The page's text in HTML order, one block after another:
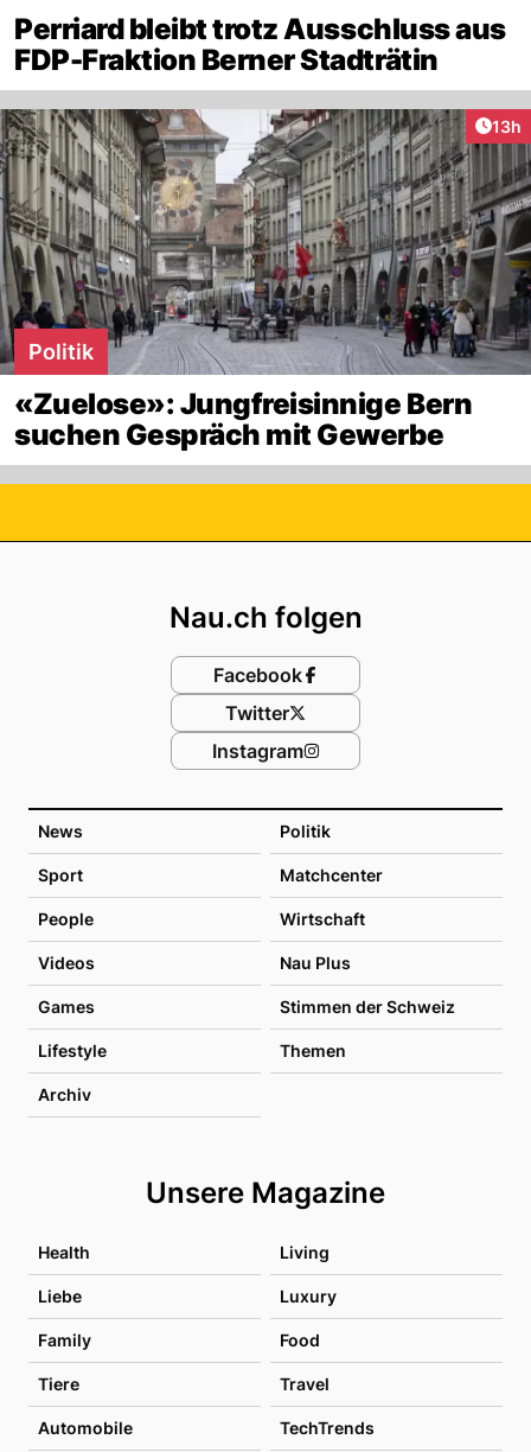
Perriard bleibt trotz Ausschluss aus
FDP-Fraktion Berner Stadträtin
13h
Politik
«Zuelose»: Jungfreisinnige Bern
suchen Gespräch mit Gewerbe
News Politik
Sport Matchcenter
People Wirtschaft
Videos Nau Plus
Games Stimmen der Schweiz
Lifestyle Themen
Archiv
Unsere Magazine
Health Living
Liebe Luxury
Family Food
Tiere Travel
Automobile TechTrends
Nau.ch folgen
Facebook
Twitter
Instagram